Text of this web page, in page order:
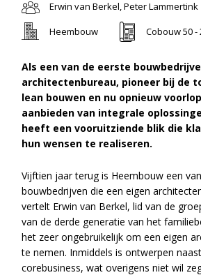
Erwin van Berkel, Peter Lammertink
Heembouw
Cobouw 50 -
Als een van de eerste
architectenbureau, pioneer bij de
lean bouwen en nu opnieuw
aanbieden van integrale
heeft een vooruitziende blik die
hun wensen te realiseren.
Vijftien jaar terug is Heembouw een
bouwbedrijven die een eigen
vertelt Erwin van Berkel, lid van de
van de derde generatie van het
het zeer ongebruikelijk om een eigen
te nemen. Inmiddels is ontwerpen
corebusiness, wat overigens niet wil